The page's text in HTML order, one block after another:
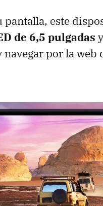
pantalla, este
de 6,5 pulgadas
navegar por la